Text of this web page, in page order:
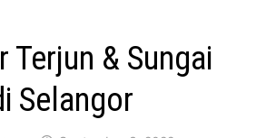
Terjun & Sungai
Selangor